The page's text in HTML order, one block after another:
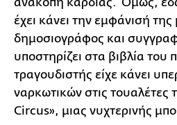
ανακοπή καρδιάς. Όμως,
έχει κάνει την εμφάνισή
δημοσιογράφος και
υποστηρίζει στα βιβλία του
τραγουδιστής είχε κάνει
ναρκωτικών στις τουαλέτες
Circus», μιας νυχτερινής